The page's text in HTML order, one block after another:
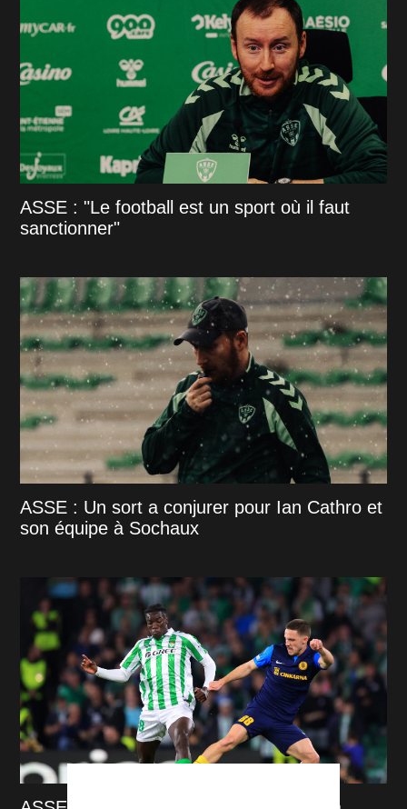
ASSE : "Le football est un sport où il faut
sanctionner"
ASSE : Un sort a conjurer pour Ian Cathro et
son équipe à Sochaux